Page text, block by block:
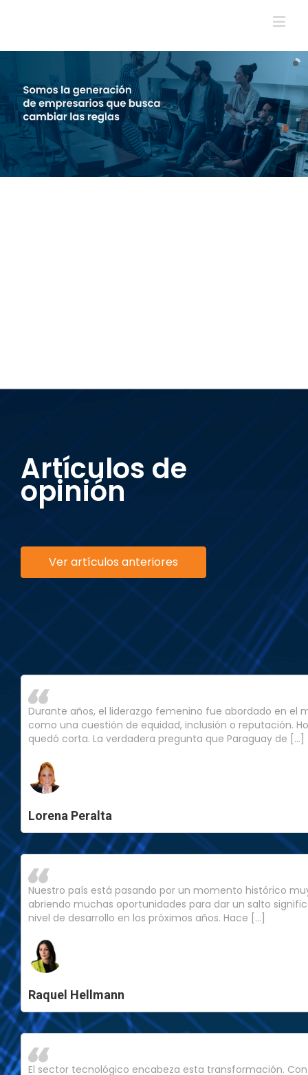
Artículos de
opinión
Ver artículos anteriores
Durante años, el liderazgo femenino fue abordado en el
como una cuestión de equidad, inclusión o reputación.
quedó corta. La verdadera pregunta que Paraguay de […]
Lorena Peralta
Nuestro país está pasando por un momento histórico
abriendo muchas oportunidades para dar un salto
nivel de desarrollo en los próximos años. Hace […]
Raquel Hellmann
El sector tecnológico encabeza esta transformación.